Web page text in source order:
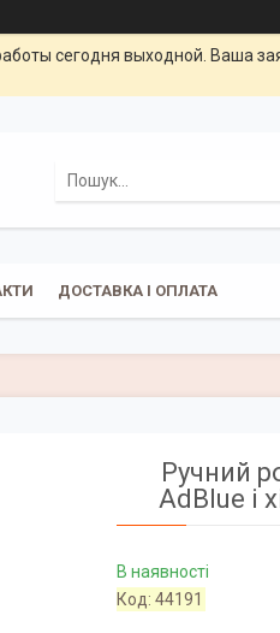
сегодня выходной. Ваша
ДОСТАВКА І ОПЛАТА
Ручний
AdBlue і
В наявності
Код:44191